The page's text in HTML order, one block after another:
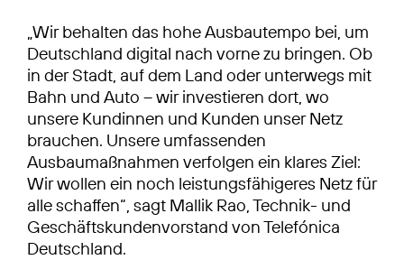
„Wir behalten das hohe Ausbautempo bei, um
Deutschland digital nach vorne zu bringen. Ob
in der Stadt, auf dem Land oder unterwegs mit
Bahn und Auto – wir investieren dort, wo
unsere Kundinnen und Kunden unser Netz
brauchen. Unsere umfassenden
Ausbaumaßnahmen verfolgen ein klares Ziel:
Wir wollen ein noch leistungsfähigeres Netz für
alle schaffen“, sagt Mallik Rao, Technik- und
Geschäftskundenvorstand von Telefónica
Deutschland.